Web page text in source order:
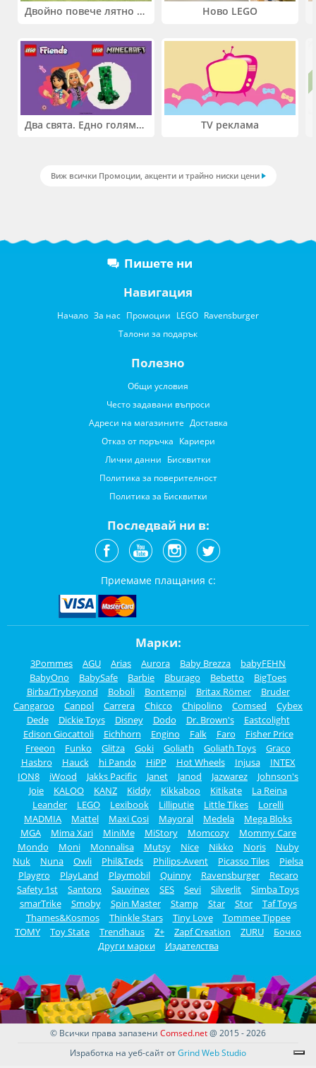
Двойно повече лятно забавление! Купи 2 продукта INTEX и вземи -33%
Два свята. Едно голямо приключение. Купи 2 продукта LEGO® Friends и/или LEGO® Minecraft и вземи -27%
Ново LEGO
TV реклама
Виж всички Промоции, акценти и трайно ниски цени
Пишете ни
Навигация
Начало За нас Промоции LEGO Ravensburger
Талони за подарък
Полезно
Общи условия
Често задавани въпроси
Адреси на магазините Доставка
Отказ от поръчка Кариери
Лични данни Бисквитки
Политика за поверителност
Политика за Бисквитки
Последвай ни в:
Приемаме плащания с:
Марки:
3Pommes AGU Arias Aurora Baby Brezza
babyFEHN
BabyOno
BabySafe Barbie Bburago Bebetto
BigToes
Birba/Trybeyond
Boboli Bontempi Britax Römer
Bruder
Cangaroo
Canpol Carrera Chicco Chipolino Comsed
Cybex
Dede
Dickie Toys Disney Dodo Dr. Brown's
Eastcolight
Edison Giocattoli
Eichhorn Engino Falk Faro
Fisher Price
Freeon
Funko Glitza Goki Goliath Goliath Toys
Graco
Hasbro
Hauck hi Pando HiPP Hot Wheels Injusa
INTEX
ION8
iWood Jakks Pacific Janet Janod Jazwarez
Johnson's
Joie
KALOO KANZ Kiddy Kikkaboo Kitikate
La Reina
Leander
LEGO Lexibook Lilliputie Little Tikes
Lorelli
MADMIA
Mattel Maxi Cosi Mayoral Medela
Mega Bloks
MGA
Mima Xari MiniMe MiStory Momcozy
Mommy Care
Mondo
Moni Monnalisa Mutsy Nice Nikko Noris
Nuby
Nuk
Nuna Owli Phil&Teds Philips-Avent Picasso Tiles
Pielsa
Playgro
PlayLand Playmobil Quinny Ravensburger
Recaro
Safety 1st
Santoro Sauvinex SES Sevi Silverlit
Simba Toys
smarTrike
Smoby Spin Master Stamp Star Stor
Taf Toys
Thames&Kosmos
Thinkle Stars Tiny Love
Tommee Tippee
TOMY
Toy State Trendhaus Z+ Zapf Creation ZURU
Бочко
Други марки
Издателства
© Всички права запазени Comsed.net@ 2015 - 2026
Изработка на уеб-сайт отGrind Web Studio